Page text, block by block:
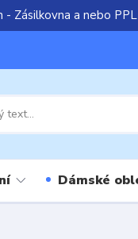
- Zásilkovna a nebo
Dámské